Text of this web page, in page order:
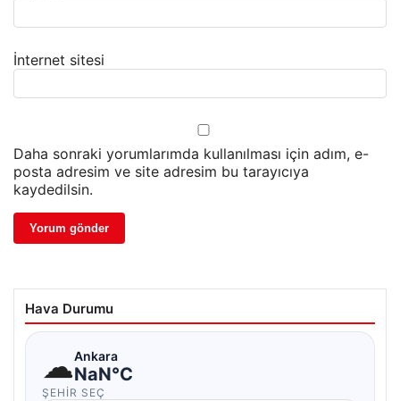
İnternet sitesi
Daha sonraki yorumlarımda kullanılması için adım, e-
posta adresim ve site adresim bu tarayıcıya
kaydedilsin.
Hava Durumu
☁Ankara
NaN°C
ŞEHIR SEÇ